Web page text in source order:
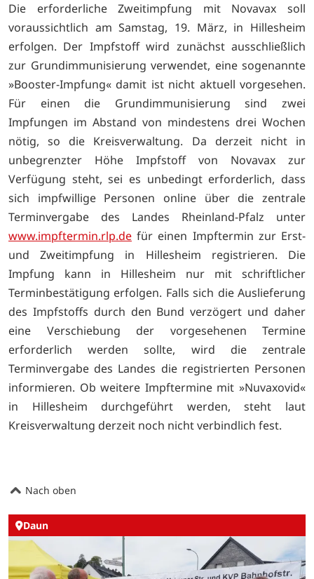
Die erforderliche Zweitimpfung mit Novavax soll
voraussichtlich am Samstag, 19. März, in Hillesheim
erfolgen. Der Impfstoff wird zunächst ausschließlich
zur Grundimmunisierung verwendet, eine sogenannte
»Booster-Impfung« damit ist nicht aktuell vorgesehen.
Für einen die Grundimmunisierung sind zwei
Impfungen im Abstand von mindestens drei Wochen
nötig, so die Kreisverwaltung. Da derzeit nicht in
unbegrenzter Höhe Impfstoff von Novavax zur
Verfügung steht, sei es unbedingt erforderlich, dass
sich impfwillige Personen online über die zentrale
Terminvergabe des Landes Rheinland-Pfalz unter
www.impftermin.rlp.de für einen Impftermin zur Erst-
und Zweitimpfung in Hilles­heim registrieren. Die
Impfung kann in Hillesheim nur mit schriftlicher
Terminbestätigung erfolgen. Falls sich die Auslieferung
des Impfstoffs durch den Bund verzögert und daher
eine Verschiebung der vorgesehenen Termine
erforderlich werden sollte, wird die zentrale
Terminvergabe des Landes die registrierten Personen
informieren. Ob weitere Impftermine mit »Nuvaxovid«
in Hillesheim durchgeführt werden, steht laut
Kreisverwaltung derzeit noch nicht verbindlich fest.
Nach oben
Daun